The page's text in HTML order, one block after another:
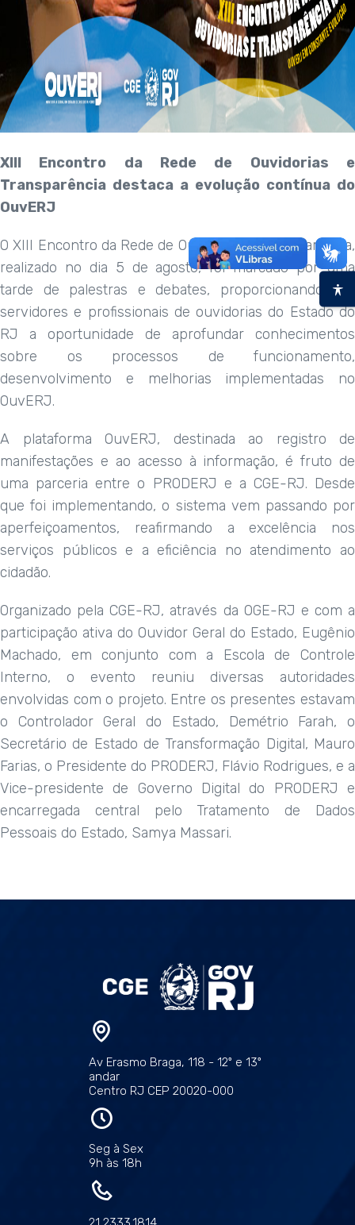
XIII Encontro da Rede de Ouvidorias e
Transparência destaca a evolução contínua do
OuvERJ
O XIII Encontro da Rede de Ouvidorias e Transparência,
realizado no dia 5 de agosto, foi marcado por uma
tarde de palestras e debates, proporcionando aos
servidores e profissionais de ouvidorias do Estado do
RJ a oportunidade de aprofundar conhecimentos
sobre os processos de funcionamento,
desenvolvimento e melhorias implementadas no
OuvERJ.
A plataforma OuvERJ, destinada ao registro de
manifestações e ao acesso à informação, é fruto de
uma parceria entre o PRODERJ e a CGE-RJ. Desde
que foi implementando, o sistema vem passando por
aperfeiçoamentos, reafirmando a excelência nos
serviços públicos e a eficiência no atendimento ao
cidadão.
Organizado pela CGE-RJ, através da OGE-RJ e com a
participação ativa do Ouvidor Geral do Estado, Eugênio
Machado, em conjunto com a Escola de Controle
Interno, o evento reuniu diversas autoridades
envolvidas com o projeto. Entre os presentes estavam
o Controlador Geral do Estado, Demétrio Farah, o
Secretário de Estado de Transformação Digital, Mauro
Farias, o Presidente do PRODERJ, Flávio Rodrigues, e a
Vice-presidente de Governo Digital do PRODERJ e
encarregada central pelo Tratamento de Dados
Pessoais do Estado, Samya Massari.
Av Erasmo Braga, 118 - 12º e 13º
andar
Centro RJ CEP 20020-000
Seg à Sex
9h às 18h